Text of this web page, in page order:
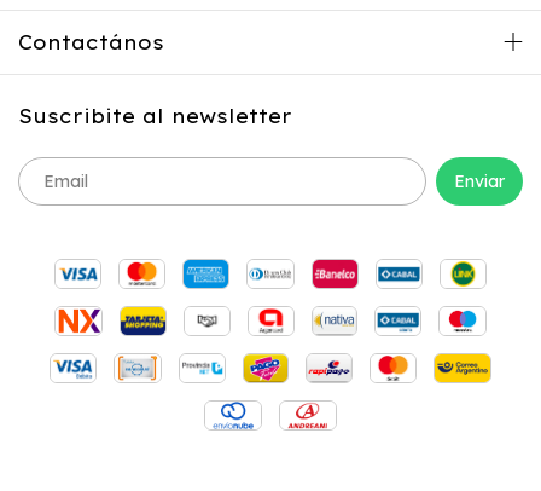
Contactános
Suscribite al newsletter